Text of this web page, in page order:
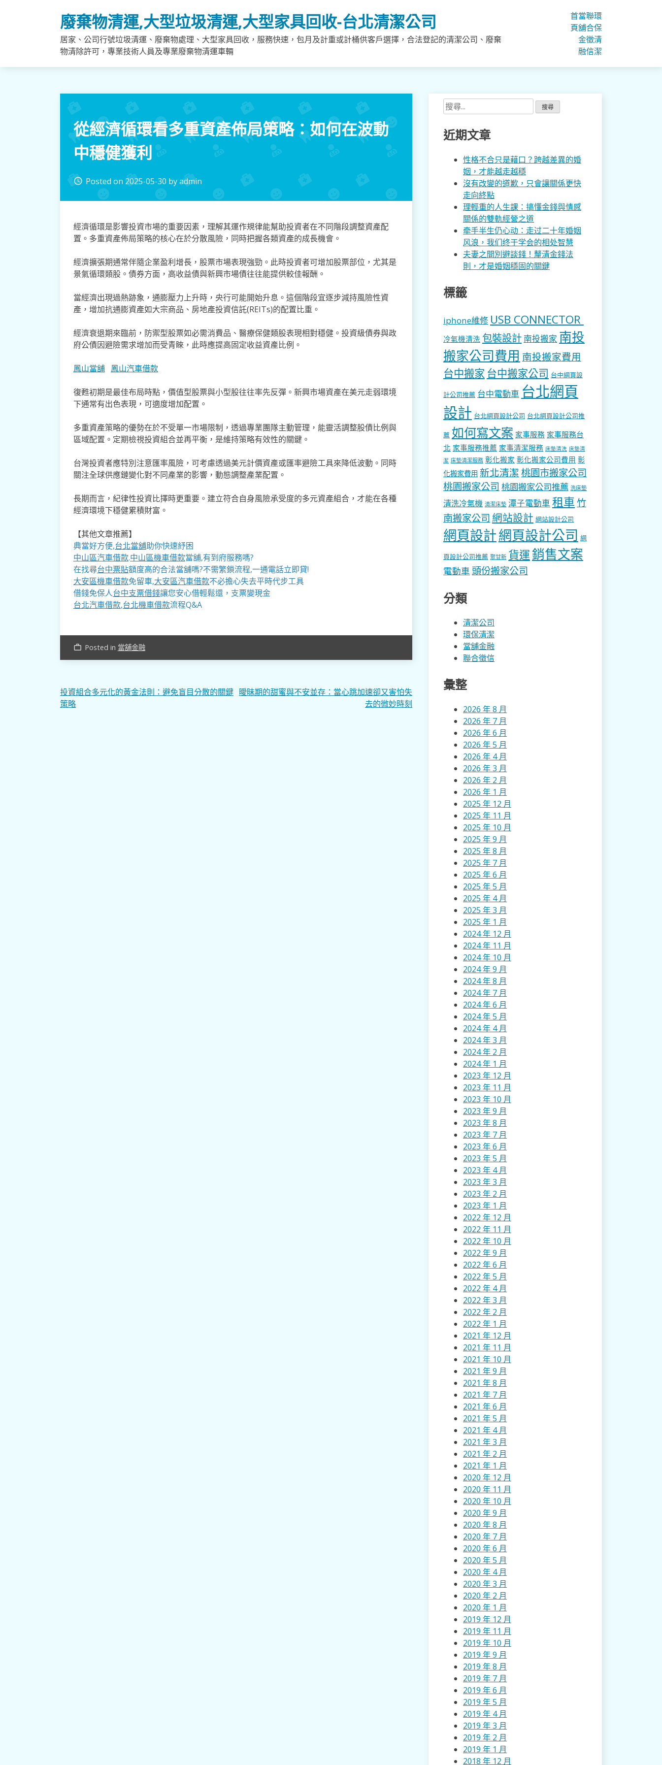
廢棄物清運,大型垃圾清運,大型家具回收-台北清潔公司
居家、公司行號垃圾清運、廢棄物處理、大型家具回收，服務快速，包月及計重或計桶供客戶選擇，合法登記的清潔公司、廢棄
物清除許可，專業技術人員及專業廢棄物清運車輛
首
頁
當
舖
金
融
聯
合
徵
信
環
保
清
潔
從經濟循環看多重資產佈局策略：如何在波動
中穩健獲利
access_time Posted on2025-05-30 byadmin
經濟循環是影響投資市場的重要因素，理解其運作規律能幫助投資者在不同階段調整資產配
置。多重資產佈局策略的核心在於分散風險，同時把握各類資產的成長機會。
經濟擴張期通常伴隨企業盈利增長，股票市場表現強勁。此時投資者可增加股票部位，尤其是
景氣循環類股。債券方面，高收益債與新興市場債往往能提供較佳報酬。
當經濟出現過熱跡象，通膨壓力上升時，央行可能開始升息。這個階段宜逐步減持風險性資
產，增加抗通膨資產如大宗商品、房地產投資信託(REITs)的配置比重。
經濟衰退期來臨前，防禦型股票如必需消費品、醫療保健類股表現相對穩健。投資級債券與政
府公債因避險需求增加而受青睞，此時應提高固定收益資產比例。
鳳山當舖 鳳山汽車借款
復甦初期是最佳布局時點，價值型股票與小型股往往率先反彈。新興市場資產在美元走弱環境
下通常有出色表現，可適度增加配置。
多重資產策略的優勢在於不受單一市場限制，透過專業團隊主動管理，能靈活調整股債比例與
區域配置。定期檢視投資組合並再平衡，是維持策略有效性的關鍵。
台灣投資者應特別注意匯率風險，可考慮透過美元計價資產或匯率避險工具來降低波動。同時
關注全球供應鏈變化對不同產業的影響，動態調整產業配置。
長期而言，紀律性投資比擇時更重要。建立符合自身風險承受度的多元資產組合，才能在各種
經濟環境下穩健累積財富。
【其他文章推薦】
典當好方便,台北當舖助你快速紓困
中山區汽車借款.中山區機車借款當舖,有到府服務嗎?
在找尋台中票貼額度高的合法當舖嗎?不需繁鎖流程,一通電話立即貸!
大安區機車借款免留車,大安區汽車借款不必擔心失去平時代步工具
借錢免保人台中支票借錢讓您安心借輕鬆還，支票變現金
台北汽車借款,台北機車借款流程Q&A
work_outline Posted in 當舖金融
文
章
投資組合多元化的黃金法則：避免盲目分散的關鍵
策略
曖昧期的甜蜜與不安並存：當心跳加速卻又害怕失
去的微妙時刻
搜
尋
關
鍵
近期文章
性格不合只是藉口？跨越差異的婚
姻，才能越走越穩
沒有改變的道歉，只會讓關係更快
走向終點
理輕重的人生課：搞懂金錢與情感
關係的雙軌經營之道
牵手半生仍心动：走过二十年婚姻
风浪，我们终于学会的相处智慧
夫妻之間別避談錢！釐清金錢法
則，才是婚姻穩固的關鍵
標籤
iphone維修 USB CONNECTOR
冷氣機清洗 包裝設計 南投搬家 南投
搬家公司費用 南投搬家費用
台中搬家 台中搬家公司 台中網頁設
計公司推薦 台中電動車 台北網頁
設計 台北網頁設計公司 台北網頁設計公司推
薦 如何寫文案 家事服務 家事服務台
北 家事服務推薦 家事清潔服務 床墊清洗 床墊清
潔 床墊清潔服務 彰化搬家 彰化搬家公司費用 彰
化搬家費用 新北清潔 桃園市搬家公司
桃園搬家公司 桃園搬家公司推薦 洗床墊
清洗冷氣機 清潔床墊 潭子電動車 租車竹
南搬家公司 網站設計 網站設計公司
網頁設計網頁設計公司 網
頁設計公司推薦 聚甘新 貨運銷售文案
電動車 頭份搬家公司
分類
清潔公司
環保清潔
當舖金融
聯合徵信
彙整
2026 年 8 月
2026 年 7 月
2026 年 6 月
2026 年 5 月
2026 年 4 月
2026 年 3 月
2026 年 2 月
2026 年 1 月
2025 年 12 月
2025 年 11 月
2025 年 10 月
2025 年 9 月
2025 年 8 月
2025 年 7 月
2025 年 6 月
2025 年 5 月
2025 年 4 月
2025 年 3 月
2025 年 1 月
2024 年 12 月
2024 年 11 月
2024 年 10 月
2024 年 9 月
2024 年 8 月
2024 年 7 月
2024 年 6 月
2024 年 5 月
2024 年 4 月
2024 年 3 月
2024 年 2 月
2024 年 1 月
2023 年 12 月
2023 年 11 月
2023 年 10 月
2023 年 9 月
2023 年 8 月
2023 年 7 月
2023 年 6 月
2023 年 5 月
2023 年 4 月
2023 年 3 月
2023 年 2 月
2023 年 1 月
2022 年 12 月
2022 年 11 月
2022 年 10 月
2022 年 9 月
2022 年 6 月
2022 年 5 月
2022 年 4 月
2022 年 3 月
2022 年 2 月
2022 年 1 月
2021 年 12 月
2021 年 11 月
2021 年 10 月
2021 年 9 月
2021 年 8 月
2021 年 7 月
2021 年 6 月
2021 年 5 月
2021 年 4 月
2021 年 3 月
2021 年 2 月
2021 年 1 月
2020 年 12 月
2020 年 11 月
2020 年 10 月
2020 年 9 月
2020 年 8 月
2020 年 7 月
2020 年 6 月
2020 年 5 月
2020 年 4 月
2020 年 3 月
2020 年 2 月
2020 年 1 月
2019 年 12 月
2019 年 11 月
2019 年 10 月
2019 年 9 月
2019 年 8 月
2019 年 7 月
2019 年 6 月
2019 年 5 月
2019 年 4 月
2019 年 3 月
2019 年 2 月
2019 年 1 月
2018 年 12 月